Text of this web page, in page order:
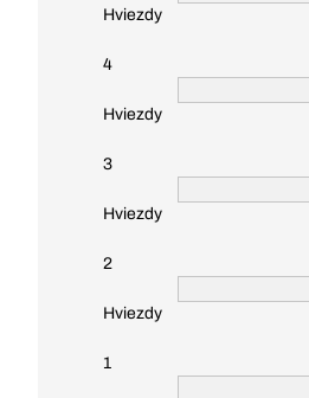
Hviezdy
4
Hviezdy
3
Hviezdy
2
Hviezdy
1